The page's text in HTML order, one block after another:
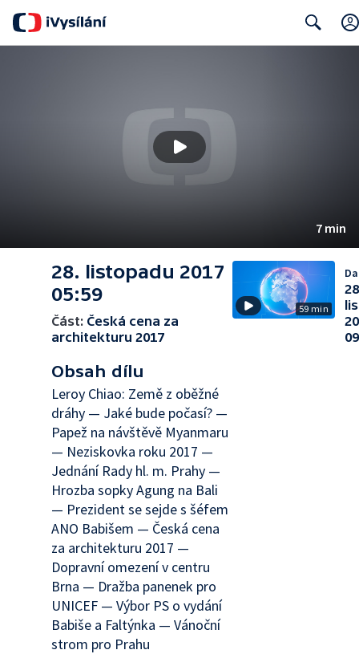
7 min
28. listopadu 2017
05:59
Část: Česká cena za
architekturu 2017
Obsah dílu
Leroy Chiao: Země z oběžné
dráhy — Jaké bude počasí? —
Papež na návštěvě Myanmaru
— Neziskovka roku 2017 —
Jednání Rady hl. m. Prahy —
Hrozba sopky Agung na Bali
— Prezident se sejde s šéfem
ANO Babišem — Česká cena
za architekturu 2017 —
Dopravní omezení v centru
Brna — Dražba panenek pro
UNICEF — Výbor PS o vydání
Babiše a Faltýnka — Vánoční
strom pro Prahu
59 min